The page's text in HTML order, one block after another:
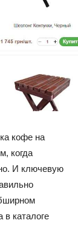
кофе на
когда
И ключевую
в каталоге